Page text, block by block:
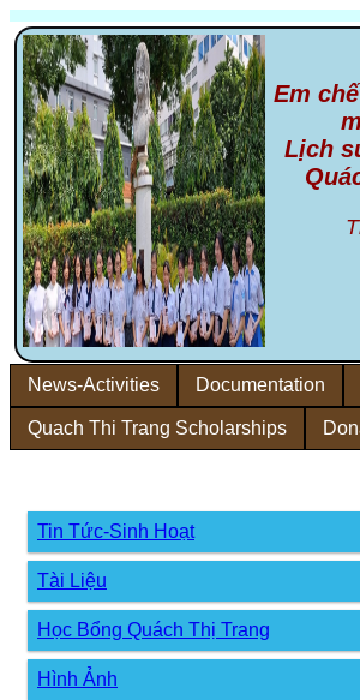
Em
Lịch
News-Activities Documentation
Quach Thi Trang Scholarships
Tin Tức-Sinh Hoạt
Tài Liệu
Học Bổng Quách Thị Trang
Hình Ảnh